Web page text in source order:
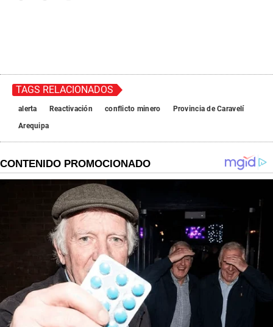
TAGS RELACIONADOS
alerta Reactivación conflicto minero
Provincia de Caravelí
Arequipa